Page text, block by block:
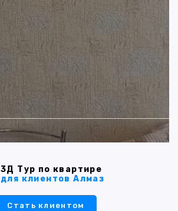
3Д Тур по квартире
для клиентов Алмаз
Стать клиентом